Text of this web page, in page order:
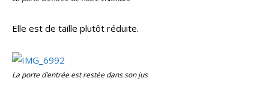
Elle est de taille plutôt réduite.
La porte d’entrée est restée dans son jus